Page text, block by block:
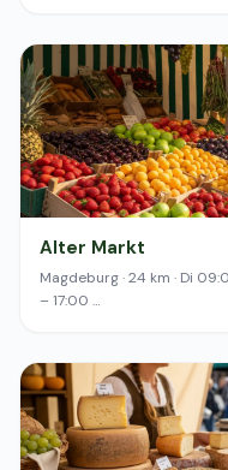
Alter Markt
Magdeburg · 24 km · Di
– 17:00 …